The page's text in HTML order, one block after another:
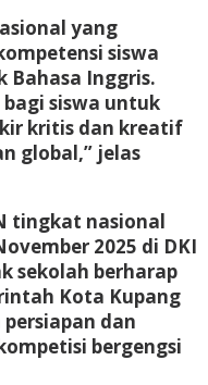
yang
siswa
Bahasa Inggris.
siswa untuk
kritis dan kreatif
global,” jelas
tingkat nasional
2025 di DKI
sekolah berharap
Kota Kupang
dan
bergengsi